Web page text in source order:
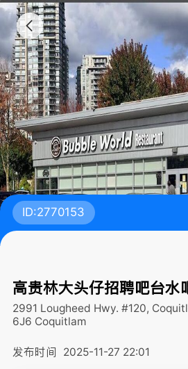
ID:2770153
高贵林大头仔招聘吧台水
2991 Lougheed Hwy. #120,
6J6 Coquitlam
发布时间 2025-11-27 22:01